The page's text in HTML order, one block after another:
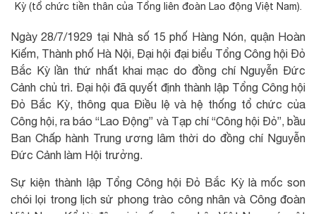
Kỳ (tổ chức tiền thân của Tổng liên đoàn Lao động Việt Nam).
Ngày 28/7/1929 tại Nhà số 15 phố Hàng Nón, quận Hoàn
Kiếm, Thành phố Hà Nội, Đại hội đại biểu Tổng Công hội Đỏ
Bắc Kỳ lần thứ nhất khai mạc do đồng chí Nguyễn Đức
Cảnh chủ trì. Đại hội đã quyết định thành lập Tổng Công hội
Đỏ Bắc Kỳ, thông qua Điều lệ và hệ thống tổ chức của
Công hội, ra báo “Lao Động” và Tạp chí “Công hội Đỏ”, bầu
Ban Chấp hành Trung ương lâm thời do đồng chí Nguyễn
Đức Cảnh làm Hội trưởng.
Sự kiện thành lập Tổng Công hội Đỏ Bắc Kỳ là mốc son
chói lọi trong lịch sử phong trào công nhân và Công đoàn